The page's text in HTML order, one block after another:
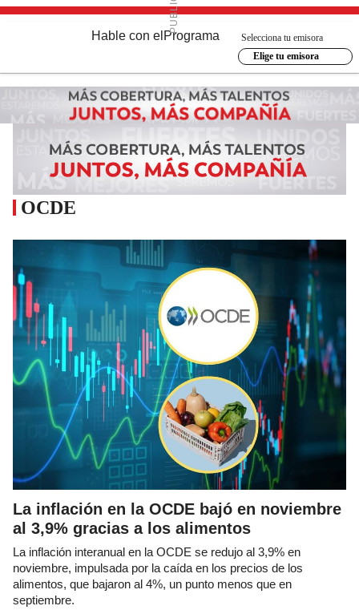
Hable con el Programa
Selecciona tu emisora
Elige tu emisora
OCDE
La inflación en la OCDE bajó en noviembre
al 3,9% gracias a los alimentos
La inflación interanual en la OCDE se redujo al 3,9% en
noviembre, impulsada por la caída en los precios de los
alimentos, que bajaron al 4%, un punto menos que en
septiembre.